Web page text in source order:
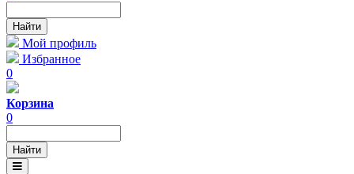
Мой профиль
Избранное
0
Корзина
0